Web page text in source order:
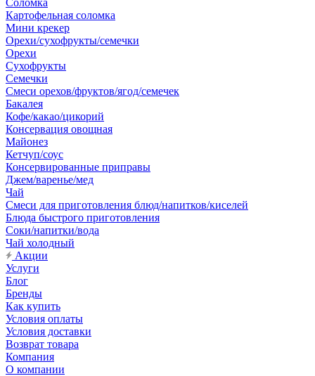
Соломка
Картофельная соломка
Мини крекер
Орехи/сухофрукты/семечки
Орехи
Сухофрукты
Семечки
Смеси орехов/фруктов/ягод/семечек
Бакалея
Кофе/какао/цикорий
Консервация овощная
Майонез
Кетчуп/соус
Консервированные приправы
Джем/варенье/мед
Чай
Смеси для приготовления блюд/напитков/киселей
Блюда быстрого приготовления
Соки/напитки/вода
Чай холодный
Акции
Услуги
Блог
Бренды
Как купить
Условия оплаты
Условия доставки
Возврат товара
Компания
О компании